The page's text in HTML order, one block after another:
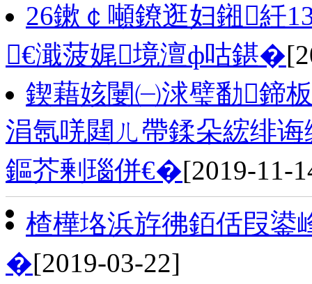
26鏉￠噸鐐逛妇鎺紝
€濈菠娓境澶ф咕鍖�
鍥藉姟闄㈠浗璧勫鍗
涓氬唴閮ㄦ帶鍒朵綋绯
鏂芥剰瑙併€�[2019-11-
楂樺垎浜斿彿銆佸叚鍙
�[2019-03-22]